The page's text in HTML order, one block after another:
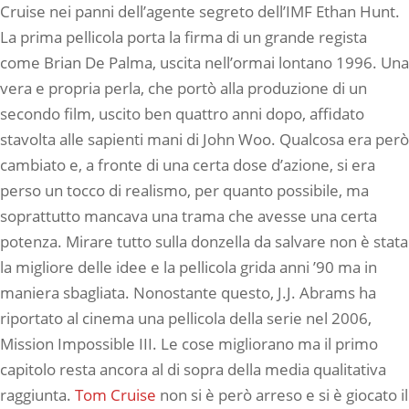
Cruise nei panni dell’agente segreto dell’IMF Ethan Hunt.
La prima pellicola porta la firma di un grande regista
come Brian De Palma, uscita nell’ormai lontano 1996. Una
vera e propria perla, che portò alla produzione di un
secondo film, uscito ben quattro anni dopo, affidato
stavolta alle sapienti mani di John Woo. Qualcosa era però
cambiato e, a fronte di una certa dose d’azione, si era
perso un tocco di realismo, per quanto possibile, ma
soprattutto mancava una trama che avesse una certa
potenza. Mirare tutto sulla donzella da salvare non è stata
la migliore delle idee e la pellicola grida anni ’90 ma in
maniera sbagliata. Nonostante questo, J.J. Abrams ha
riportato al cinema una pellicola della serie nel 2006,
Mission Impossible III. Le cose migliorano ma il primo
capitolo resta ancora al di sopra della media qualitativa
raggiunta. Tom Cruise non si è però arreso e si è giocato il